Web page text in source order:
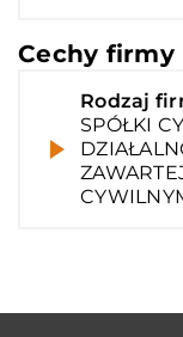
Cechy firmy
Rodzaj
SPÓŁKI